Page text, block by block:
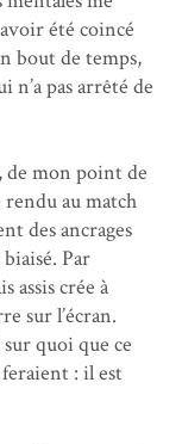
été coincé
bout de temps,
n’a pas arrêté de
de mon point de
rendu au match
des ancrages
Par
assis crée à
sur l’écran.
quoi que ce
: il est